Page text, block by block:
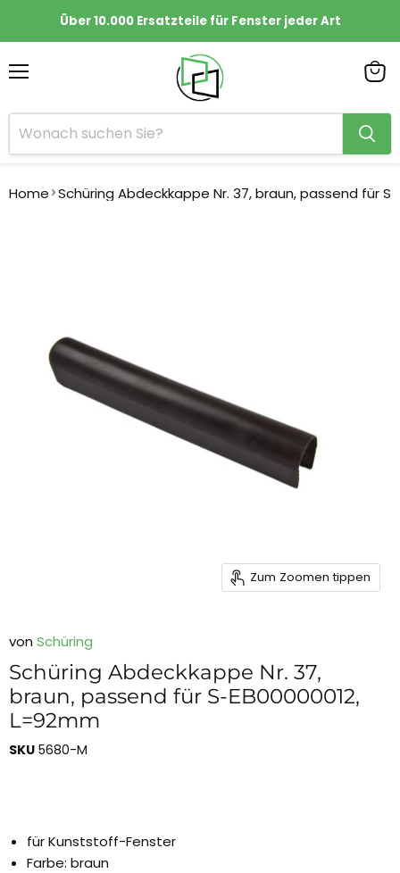
Über 10.000 Ersatzteile für Fenster jeder Art
Home Schüring Abdeckkappe Nr. 37, braun, passend für S-
Zum Zoomen tippen
von Schüring
Schüring Abdeckkappe Nr. 37,
braun, passend für S-EB00000012,
L=92mm
SKU 5680-M
für Kunststoff-Fenster
Farbe: braun